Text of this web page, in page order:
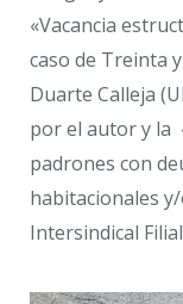
«Vacancia
caso de Treinta
Duarte Calleja
por el autor y la
padrones con
habitacionales
Intersindical